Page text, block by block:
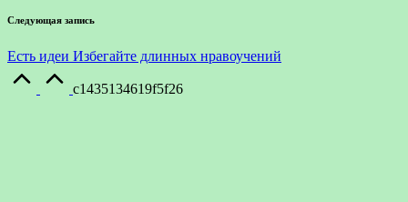
Следующая запись
Есть идеи Избегайте длинных нравоучений
вверх
c1435134619f5f26